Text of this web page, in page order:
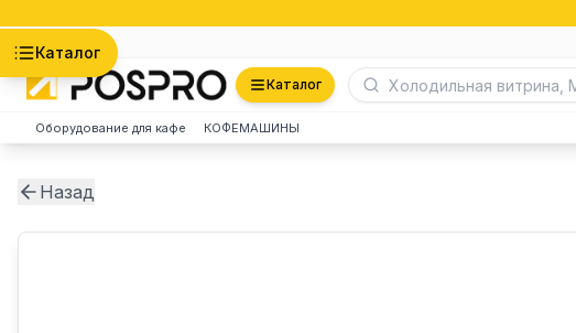
Каталог
Каталог
Оборудование для кафе КОФЕМАШИНЫ
Назад